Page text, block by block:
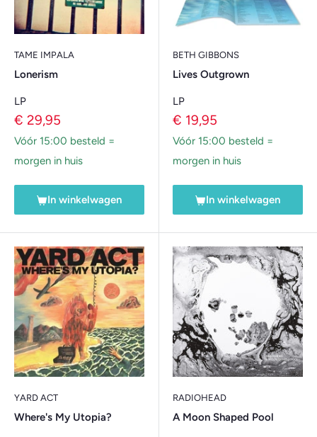
TAME IMPALA
Lonerism
LP
Verkoopprijs
€ 29,95
Vóór 15:00 besteld =
morgen in huis
In winkelwagen
BETH GIBBONS
Lives Outgrown
LP
Verkoopprijs
€ 19,95
Vóór 15:00 besteld =
morgen in huis
In winkelwagen
YARD ACT
Where's My Utopia?
RADIOHEAD
A Moon Shaped Pool